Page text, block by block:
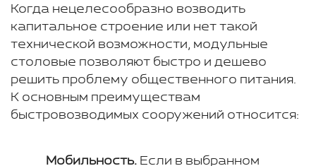
Когда нецелесообразно возводить
капитальное строение или нет такой
технической возможности, модульные
столовые позволяют быстро и дешево
решить проблему общественного питания.
К основным преимуществам
быстровозводимых сооружений относится:
Мобильность. Если в выбранном